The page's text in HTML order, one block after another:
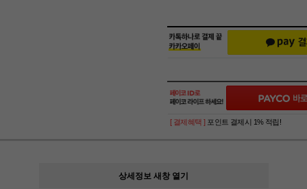
[ 결제혜택 ] 포인트 결제시 1% 적립!
상세정보 새창 열기